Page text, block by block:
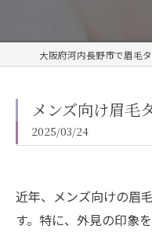
メンズ向け眉毛
2025/03/24
近年、メンズ向けの眉
す。特に、外見の印象